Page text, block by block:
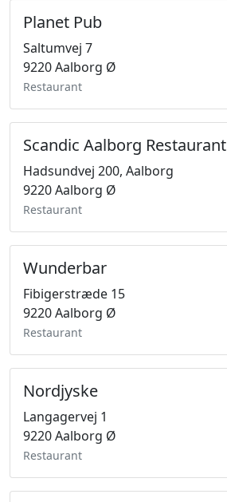
Planet Pub
Saltumvej 7
9220 Aalborg Ø
Restaurant
Scandic Aalborg Restaurant
Hadsundvej 200, Aalborg
9220 Aalborg Ø
Restaurant
Wunderbar
Fibigerstræde 15
9220 Aalborg Ø
Restaurant
Nordjyske
Langagervej 1
9220 Aalborg Ø
Restaurant